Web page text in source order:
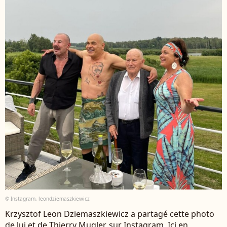
© Instagram, leondziemaszkiewicz
Krzysztof Leon Dziemaszkiewicz a partagé cette photo